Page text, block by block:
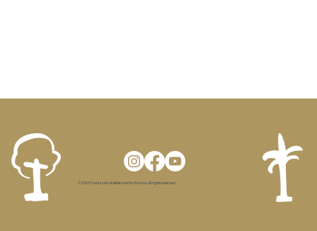
© 2025 Fundación Aristides Ureña Ramos, All rights reserved.